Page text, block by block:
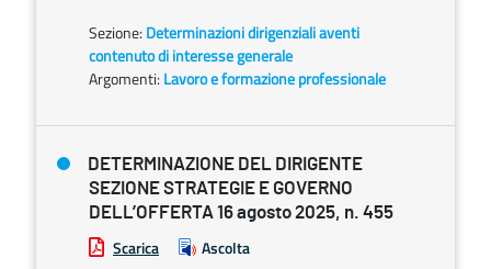
Sezione: Determinazioni dirigenziali aventi
contenuto di interesse generale
Argomenti: Lavoro e formazione professionale
DETERMINAZIONE DEL DIRIGENTE
SEZIONE STRATEGIE E GOVERNO
DELL’OFFERTA 16 agosto 2025, n. 455
Scarica Ascolta